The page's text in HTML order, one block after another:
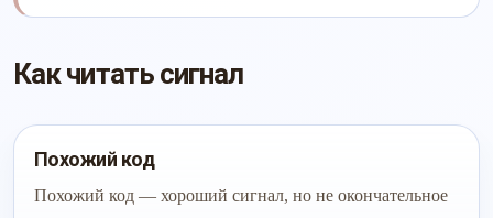
Как читать сигнал
Похожий код
Похожий код — хороший сигнал, но не окончательное